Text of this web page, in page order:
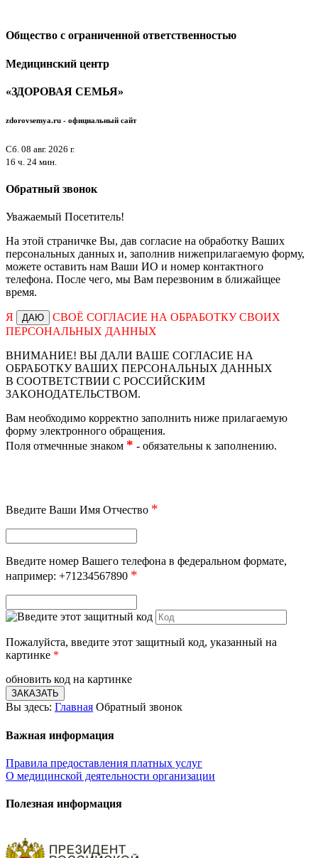
Общество с ограниченной ответственностью
Медицинский центр
«ЗДОРОВАЯ СЕМЬЯ»
zdorovsemya.ru - официальный сайт
Сб. 08 авг. 2026 г.
16 ч. 24 мин.
Обратный звонок
Уважаемый Посетитель!
На этой страничке Вы, дав согласие на обработку Ваших
персональных данных и, заполнив нижеприлагаемую форму,
можете оставить нам Ваши ИО и номер контактного
телефона. После чего, мы Вам перезвоним в ближайщее
время.
Я ДАЮ
СВОЁ СОГЛАСИЕ НА ОБРАБОТКУ СВОИХ
ПЕРСОНАЛЬНЫХ ДАННЫХ
ВНИМАНИЕ! ВЫ ДАЛИ ВАШЕ СОГЛАСИЕ НА
ОБРАБОТКУ ВАШИХ ПЕРСОНАЛЬНЫХ ДАННЫХ
В СООТВЕТСТВИИ С РОССИЙСКИМ
ЗАКОНОДАТЕЛЬСТВОМ.
Вам необходимо корректно заполнить ниже прилагаемую
форму электронного обращения.
Поля отмечнные знаком * - обязательны к заполнению.
Введите Ваши Имя Отчество *
Введите номер Вашего телефона в федеральном формате,
например: +71234567890 *
Пожалуйста, введите этот защитный код, указанный на
картинке *
обновить код на картинке
ЗАКАЗАТЬ
Вы здесь: Главная Обратный звонок
Важная информация
Правила предоставления платных услуг
О медицинской деятельности организации
Полезная информация